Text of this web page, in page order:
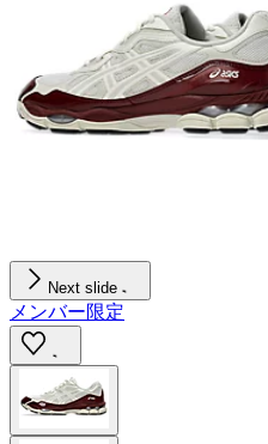
Next slide
メンバー限定